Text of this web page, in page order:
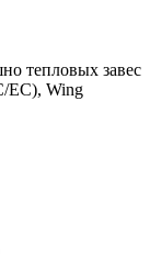
тепловых завес
EC), Wing